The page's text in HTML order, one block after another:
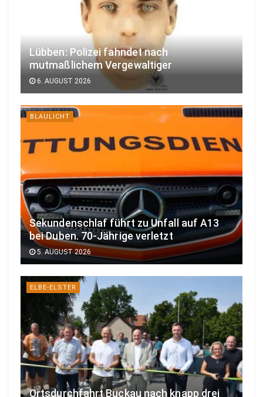
Lübben: Polizei fahndet nach
mutmaßlichem Vergewaltiger
6. AUGUST 2026
BLAULICHT
Sekundenschlaf führt zu Unfall auf A13
bei Duben. 70-Jährige verletzt
5. AUGUST 2026
ELBE-ELSTER
Ortsdurchfahrt Buckau nach knapp drei